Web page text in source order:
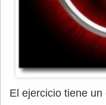
El ejercicio tiene